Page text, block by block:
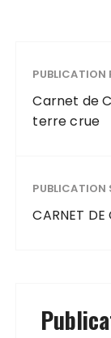
PUBLICATION
Carnet de
terre crue
PUBLICATION
CARNET DE